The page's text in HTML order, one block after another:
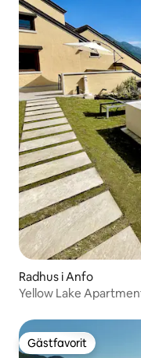
Radhus i Anfo
Yellow Lake
Gästfavorit
Gästfavorit